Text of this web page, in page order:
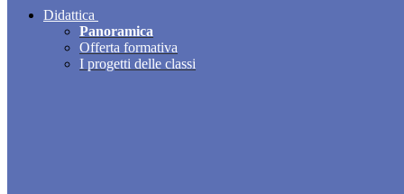
Didattica
Panoramica
Offerta formativa
I progetti delle classi